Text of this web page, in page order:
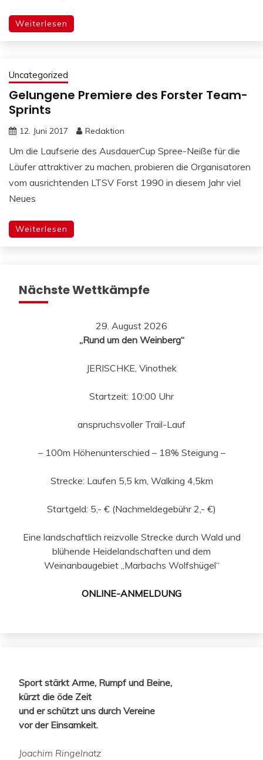
Weiterlesen
Uncategorized
Gelungene Premiere des Forster Team-
Sprints
12. Juni 2017 Redaktion
Um die Laufserie des AusdauerCup Spree-Neiße für die
Läufer attraktiver zu machen, probieren die Organisatoren
vom ausrichtenden LTSV Forst 1990 in diesem Jahr viel
Neues
Weiterlesen
Nächste Wettkämpfe
29. August 2026
„Rund um den Weinberg“
JERISCHKE, Vinothek
Startzeit: 10:00 Uhr
anspruchsvoller Trail-Lauf
– 100m Höhenunterschied – 18% Steigung –
Strecke: Laufen 5,5 km, Walking 4,5km
Startgeld: 5,- € (Nachmeldegebühr 2,- €)
Eine landschaftlich reizvolle Strecke durch Wald und
blühende Heidelandschaften und dem
Weinanbaugebiet „Marbachs Wolfshügel“
ONLINE-ANMELDUNG
Sport stärkt Arme, Rumpf und Beine,
kürzt die öde Zeit
und er schützt uns durch Vereine
vor der Einsamkeit.
Joachim Ringelnatz